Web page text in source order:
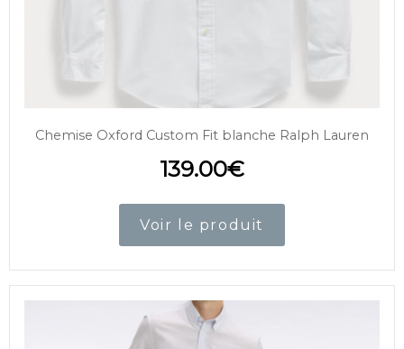
Chemise Oxford Custom Fit blanche Ralph Lauren
139.00€
Voir le produit